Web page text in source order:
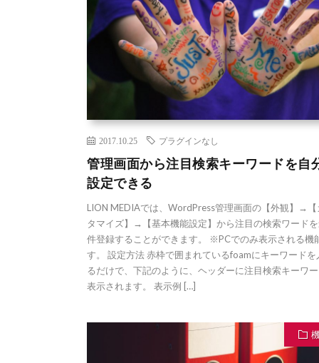
2017.10.25 プラグインなし
管理画面から注目検索キーワードを自
設定できる
LION MEDIAでは、WordPress管理画面の【外観】→【
タマイズ】→【基本機能設定】から注目の検索ワード
件登録することができます。 ※PCでのみ表示される機
す。 設定方法 赤枠で囲まれているfoamにキーワードを
るだけで、下記のように、ヘッダーに注目検索キーワ
表示されます。 表示例 […]